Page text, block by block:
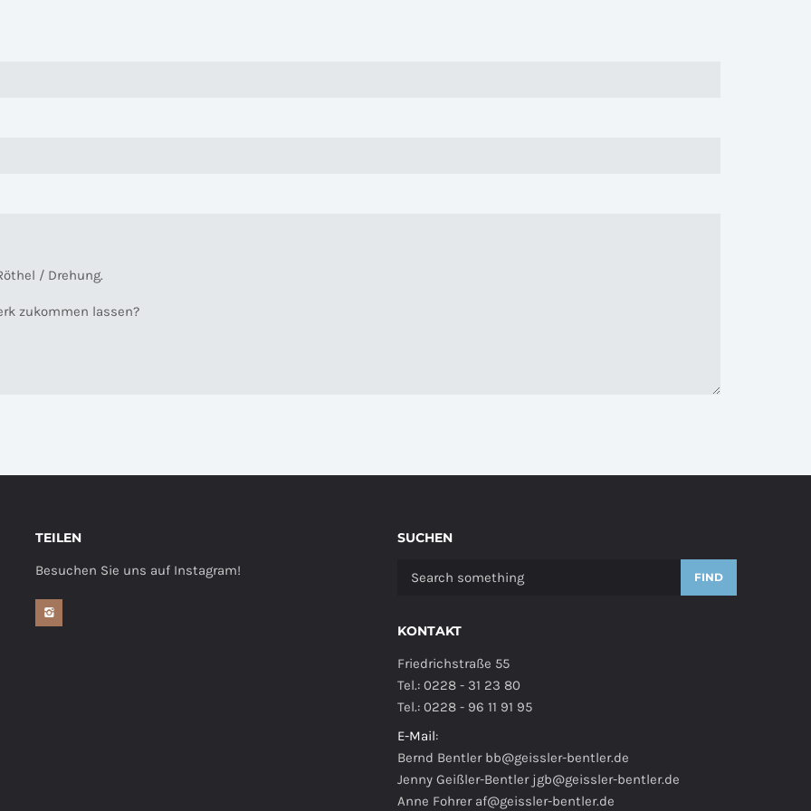
TEILEN
Besuchen Sie uns auf Instagram!
SUCHEN
FIND
KONTAKT
Friedrichstraße 55
Tel.: 0228 - 31 23 80
Tel.: 0228 - 96 11 91 95
E-Mail:
Bernd Bentler bb@geissler-bentler.de
Jenny Geißler-Bentler jgb@geissler-bentler.de
Anne Fohrer af@geissler-bentler.de